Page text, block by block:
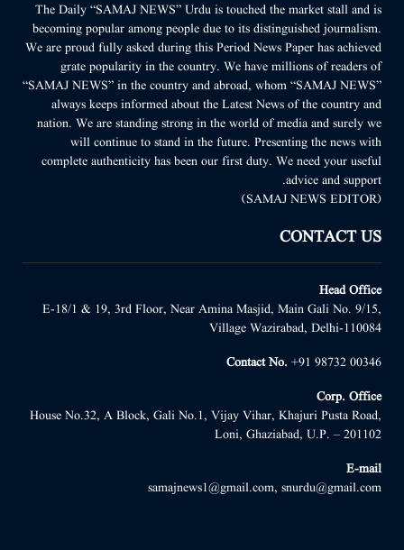
The Daily “SAMAJ NEWS” Urdu is touched the market stall and is
becoming popular among people due to its distinguished journalism.
We are proud fully asked during this Period News Paper has achieved
grate popularity in the country. We have millions of readers of
“SAMAJ NEWS” in the country and abroad, whom “SAMAJ NEWS”
always keeps informed about the Latest News of the country and
nation. We are standing strong in the world of media and surely we
will continue to stand in the future. Presenting the news with
complete authenticity has been our first duty. We need your useful
advice and support.
(SAMAJ NEWS EDITOR)
CONTACT US
Head Office
E-18/1 & 19, 3rd Floor, Near Amina Masjid, Main Gali No. 9/15,
Village Wazirabad, Delhi-110084
Contact No. +91 98732 00346
Corp. Office
House No.32, A Block, Gali No.1, Vijay Vihar, Khajuri Pusta Road,
Loni, Ghaziabad, U.P. – 201102
E-mail
samajnews1@gmail.com, snurdu@gmail.com